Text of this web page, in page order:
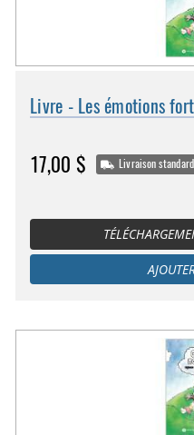
Livre - Les émotions
17,00 $ Livraison standard